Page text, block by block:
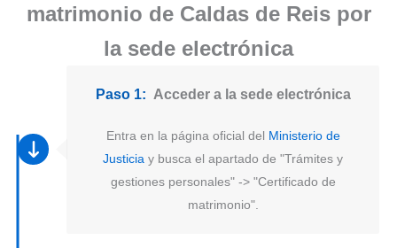
matrimonio de Caldas de Reis por
la sede electrónica
Paso 1: Acceder a la sede electrónica
Entra en la página oficial del Ministerio de
Justicia y busca el apartado de "Trámites y
gestiones personales" -> "Certificado de
matrimonio".